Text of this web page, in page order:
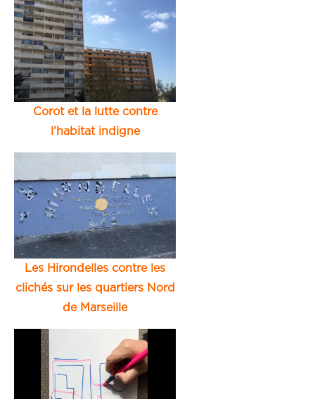
Corot et la lutte contre
l’habitat indigne
Les Hirondelles contre les
clichés sur les quartiers Nord
de Marseille